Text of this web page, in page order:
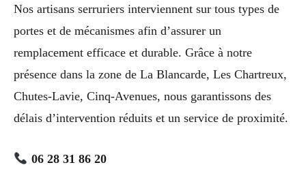
Nos artisans serruriers interviennent sur tous types de
portes et de mécanismes afin d’assurer un
remplacement efficace et durable. Grâce à notre
présence dans la zone de La Blancarde, Les Chartreux,
Chutes-Lavie, Cinq-Avenues, nous garantissons des
délais d’intervention réduits et un service de proximité.
06 28 31 86 20